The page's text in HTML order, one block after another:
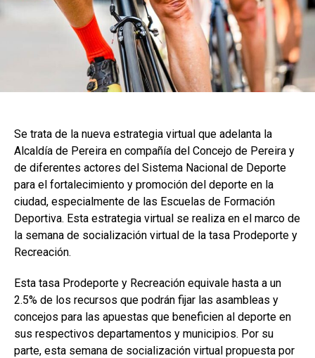
Se trata de la nueva estrategia virtual que adelanta la
Alcaldía de Pereira en compañía del Concejo de Pereira y
de diferentes actores del Sistema Nacional de Deporte
para el fortalecimiento y promoción del deporte en la
ciudad, especialmente de las Escuelas de Formación
Deportiva. Esta estrategia virtual se realiza en el marco de
la semana de socialización virtual de la tasa Prodeporte y
Recreación.
Esta tasa Prodeporte y Recreación equivale hasta a un
2.5% de los recursos que podrán fijar las asambleas y
concejos para las apuestas que beneficien al deporte en
sus respectivos departamentos y municipios. Por su
parte, esta semana de socialización virtual propuesta por